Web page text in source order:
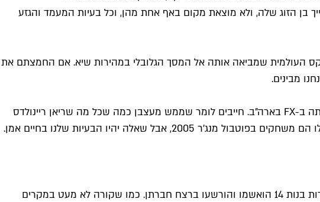
בן הזוג שלה, ולא מוצאת מקום באף אחת מהן, וכל בעיות המעמד והגזע
של דבר לנטפליקס העולמית שמביאה אותה אל המסך הגלובלי במהירות שיא. אם החמצתם את
מבינים.
סדרת הדוקו החמודה ביותר בעולם על קבוצת הכדורגל החמודה ביותר בעולם מגיעה לעונה שלישית, חודש אחרי עלייתה ב-FX בארה"ב. חייבים לומר שממש מעצבן כמה שכל מה שריאן ריינולדס
עושה יוצא כזה חמוד וכיפי, וגם די מרגיז ששני אמריקאים קלולסים מצליחים להרים ככה קבוצת כדורגל מקצוענית כאילו הם משחקים בפוטבול מנג'ר 2005, אבל שאלה יהיו הבעיות שלנו בחיים אמן.
לילי גלאדסטון הנפלאה מצטרפת אל רייל קיו הקשוחה, במותחן בלשי המבוסס על סיפור אמיתי ומחריד שבו מספר נערות בנות 14 הואשמו והורשעו ברצח חברתן. כמו שקורה לא מעט במקרים